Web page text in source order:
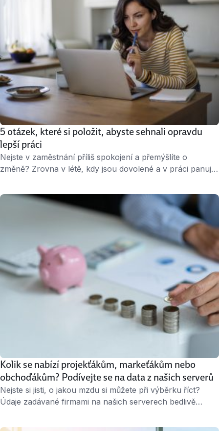
5 otázek, které si položit, abyste sehnali opravdu
lepší práci
Nejste v zaměstnání příliš spokojení a přemýšlíte o
změně? Zrovna v létě, kdy jsou dovolené a v práci panuje
více prostoru. Aby vaše myšlenky nebloudily odnikud
nikam, máme stručný návod, jak se v nich vyznat a vytěžit
z nich konkrétní kroky vedoucí k nalezení lepšího místa.
Kolik se nabízí projekťákům, markeťákům nebo
obchoďákům? Podívejte se na data z našich serverů
Nejste si jisti, o jakou mzdu si můžete při výběrku říct?
Údaje zadávané firmami na našich serverech bedlivě
se objevují v inzerátech. Podívejte se na dvacítku pozic,